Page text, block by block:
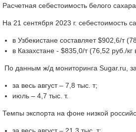
Расчетная себестоимость белого
На 21 сентября 2023 г. себестоимость
в Узбекистане составляет $902,6/т
в Казахстане - $835,0/т (76,52 руб./
По данным ж/д мониторинга Sugar.ru,
за весь август – 7,8 тыс. т;
июль – 4,7 тыс. т.
Темпы экспорта на фоне низкой
за весь август – 21,3 тыс. т;